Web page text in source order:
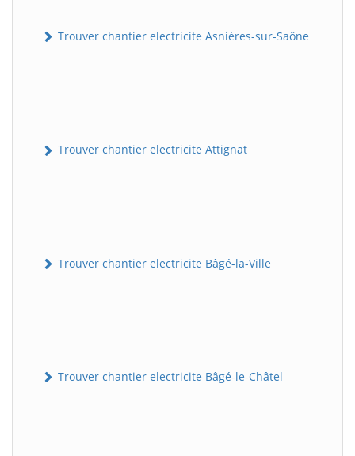
Trouver chantier electricite Asnières-sur-Saône
Trouver chantier electricite Attignat
Trouver chantier electricite Bâgé-la-Ville
Trouver chantier electricite Bâgé-le-Châtel